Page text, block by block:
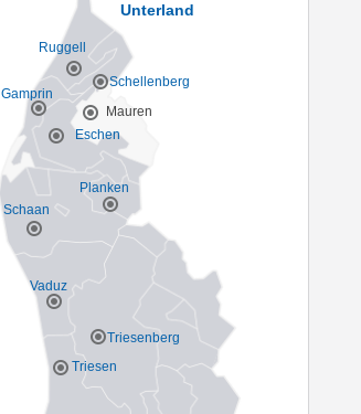
Vaduz
Planken
Schaan
Triesen
Triesenberg
Eschen
Gamprin
Mauren
Ruggell
Schellenberg
Unterland